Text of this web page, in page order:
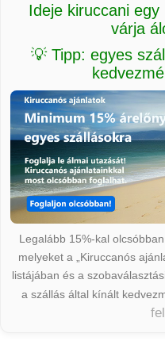
Ideje kiruccani
várja
💡 Tipp: egyes
Legalább 15%-kal
melyeket a „Kiruccanós
listájában és a
a szállás által kínált